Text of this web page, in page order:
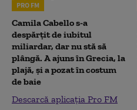
PRO FM
Camila Cabello s-a
despărțit de iubitul
miliardar, dar nu stă să
plângă. A ajuns în Grecia, la
plajă, și a pozat în costum
de baie
Descarcă aplicația Pro FM